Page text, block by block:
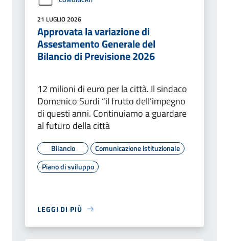
21 LUGLIO 2026
Approvata la variazione di
Assestamento Generale del
Bilancio di Previsione 2026
12 milioni di euro per la città. Il sindaco
Domenico Surdi “il frutto dell’impegno
di questi anni. Continuiamo a guardare
al futuro della città
Bilancio
Comunicazione istituzionale
Piano di sviluppo
LEGGI DI PIÙ